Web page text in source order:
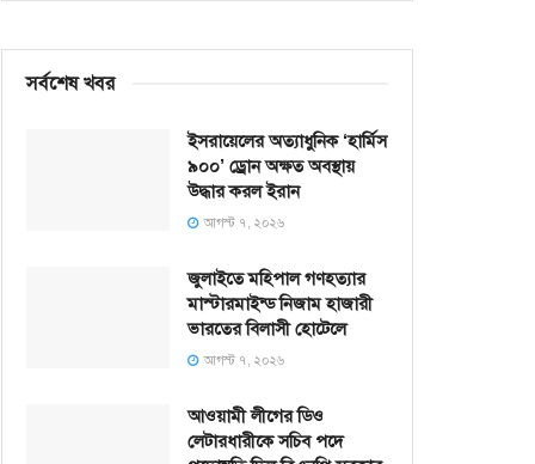
সর্বশেষ খবর
ইসরায়েলের অত্যাধুনিক ‘হার্মিস
৯০০’ ড্রোন অক্ষত অবস্থায়
উদ্ধার করল ইরান
আগস্ট ৭, ২০২৬
জুলাইতে মহিপাল গণহত্যার
মাস্টারমাইন্ড নিজাম হাজারী
ভারতের বিলাসী হোটেলে
আগস্ট ৭, ২০২৬
আওয়ামী লীগের ডিও
লেটারধারীকে সচিব পদে